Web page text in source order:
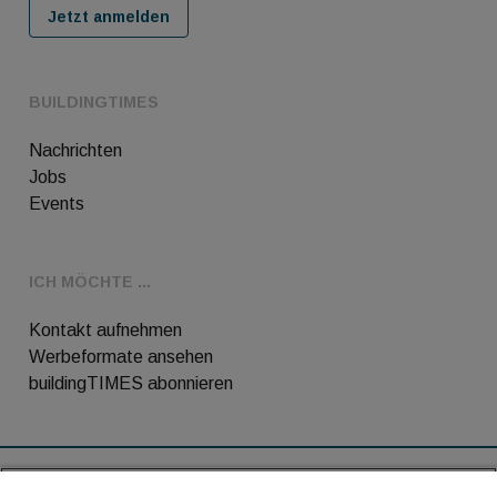
BUILDINGTIMES
Nachrichten
Jobs
Events
ICH MÖCHTE ...
Kontakt aufnehmen
Werbeformate ansehen
buildingTIMES abonnieren
Jetzt anmelden